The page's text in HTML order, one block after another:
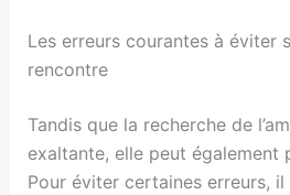
Les erreurs courantes à éviter
rencontre
Tandis que la recherche de
exaltante, elle peut également
Pour éviter certaines erreurs,